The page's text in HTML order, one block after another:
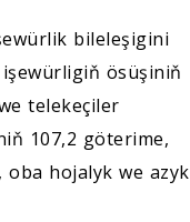
bileleşigini
ösüşiniň
telekeçiler
107,2 göterime,
hojalyk we azyk